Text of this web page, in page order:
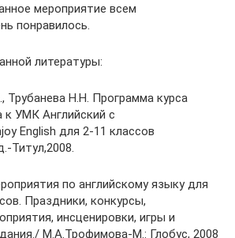
мероприятие всем
понравилось.
литературы:
Трубанева Н.Н. Программа курса
к УМК Английский с
English для 2-11 классов
Титул,2008.
по английскому языку для
Праздники, конкурсы,
инсценировки, игры и
М.А.Трофимова-М.: Глобус, 2008